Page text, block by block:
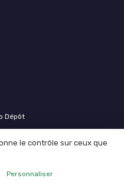
Dépôt
pour votre cuisine en plein
au gaz dans votre cuisine
le contrôle sur ceux que
Personnaliser